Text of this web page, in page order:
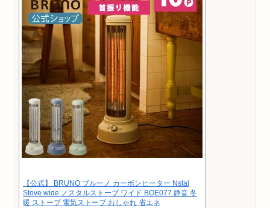
【公式】 BRUNO ブルーノ カーボンヒーター Nstal
Stove wide ノスタルストーブ ワイド BOE077 静音 冬
暖 ストーブ 電気ストーブ おしゃれ 省エネ